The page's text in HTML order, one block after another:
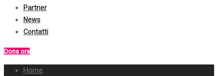
Partner
News
Contatti
Dona ora
Home